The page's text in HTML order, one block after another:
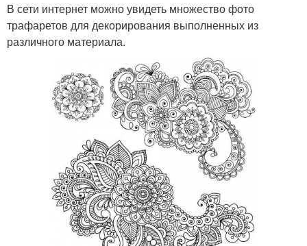
В сети интернет можно увидеть множество фото
трафаретов для декорирования выполненных из
различного материала.